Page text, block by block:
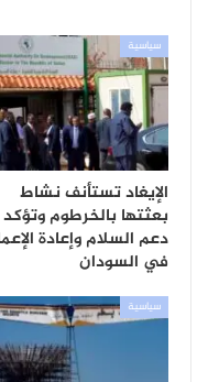
سياسية
الإيغاد تستأنف نشاط
بعثتها بالخرطوم وتؤكد
دعم السلام وإعادة
في السودان
سياسية